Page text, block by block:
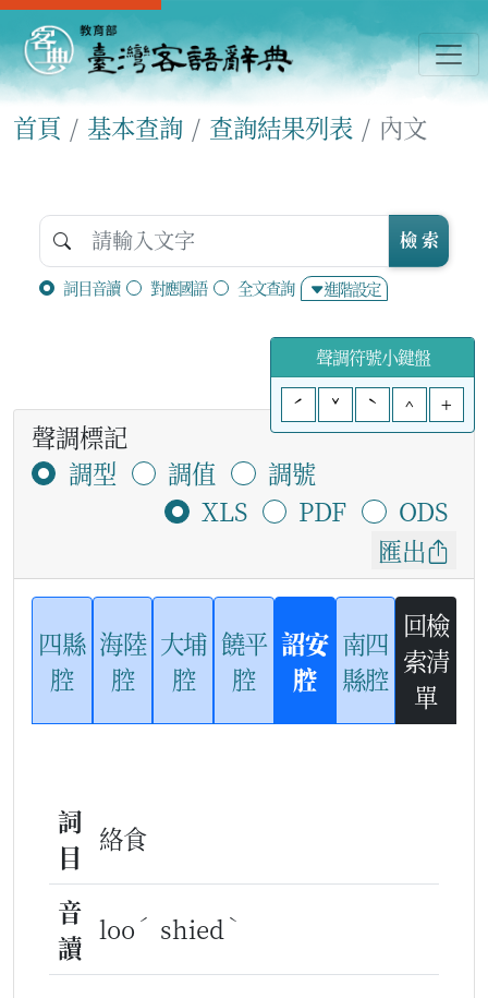
首頁 基本查詢 查詢結果列表 內文
詞目音讀 對應國語 全文查詢 進階設定
檢 索
聲調符號小鍵盤
ˊ
ˇ ˋ ^ +
聲調標記
調型
調值
調號
XLS
PDF
ODS
匯出
四縣
腔
海陸
腔
大埔
腔
饒平
腔
詔安
腔
南四
縣腔
回檢
索清
單
詞
目
絡食
音
讀
loo ˊ shied ˋ